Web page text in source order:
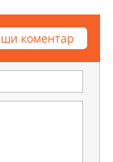
коментар